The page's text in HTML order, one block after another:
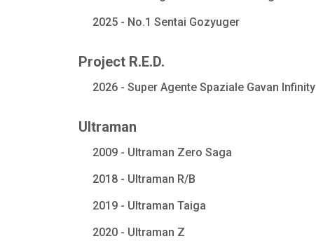
2025 - No.1 Sentai Gozyuger
Project R.E.D.
2026 - Super Agente Spaziale Gavan Infinity
Ultraman
2009 - Ultraman Zero Saga
2018 - Ultraman R/B
2019 - Ultraman Taiga
2020 - Ultraman Z